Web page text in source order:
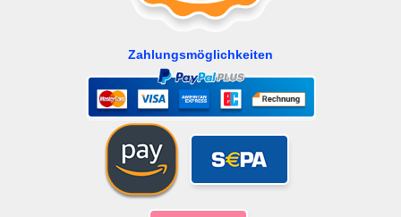
Zahlungsmöglichkeiten